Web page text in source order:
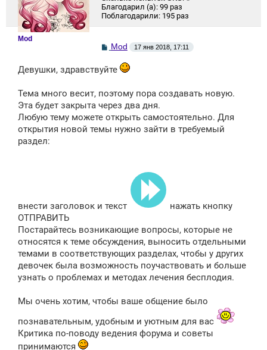
Mod
Благодарил (а): 99 раз
Поблагодарили: 195 раз
С
б
н
и
е
Mod 17 янв 2018, 17:11
Девушки, здравствуйте
Тема много весит, поэтому пора создавать новую.
Эта будет закрыта через два дня.
Любую тему можете открыть самостоятельно. Для
открытия новой темы нужно зайти в требуемый
раздел:
внести заголовок и текст
нажать кнопку
ОТПРАВИТЬ
Постарайтесь возникающие вопросы, которые не
относятся к теме обсуждения, выносить отдельными
темами в соответствующих разделах, чтобы у других
девочек была возможность поучаствовать и больше
узнать о проблемах и методах лечения бесплодия.
Мы очень хотим, чтобы ваше общение было
познавательным, удобным и уютным для вас
Критика по-поводу ведения форума и советы
принимаются